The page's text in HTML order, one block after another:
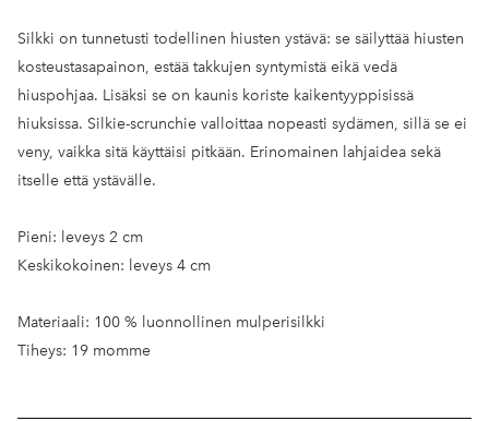
Silkki on tunnetusti todellinen hiusten ystävä: se säilyttää hiusten
kosteustasapainon, estää takkujen syntymistä eikä vedä
hiuspohjaa. Lisäksi se on kaunis koriste kaikentyyppisissä
hiuksissa. Silkie-scrunchie valloittaa nopeasti sydämen, sillä se ei
veny, vaikka sitä käyttäisi pitkään. Erinomainen lahjaidea sekä
itselle että ystävälle.
Pieni: leveys 2 cm
Keskikokoinen: leveys 4 cm
Materiaali: 100 % luonnollinen mulperisilkki
Tiheys: 19 momme